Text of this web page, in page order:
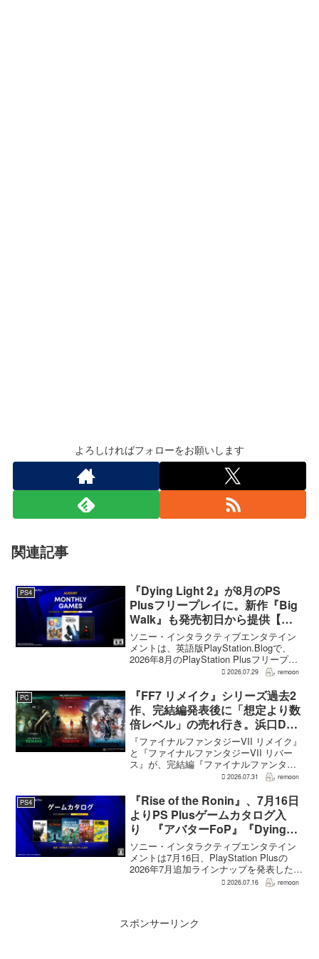
よろしければフォローをお願いします
関連記事
PS4
『Dying Light 2』が8月のPS
Plusフリープレイに。新作『Big
Walk』も発売初日から提供【海
外発表】
ソニー・インタラクティブエンタテイン
メントは、英語版PlayStation.Blogで、
2026年8月のPlayStation Plusフリープレ
イとして『Dying Light 2 Stay Human:
2026.07.29 remoon
PC
『FF7 リメイク』シリーズ過去2
作、完結編発表後に「想定より数
倍レベル」の売れ行き。浜口Dが
明かす
『ファイナルファンタジーVII リメイク』
と『ファイナルファンタジーVII リバー
ス』が、完結編『ファイナルファンタジ
ーVII リベレーション』の発表後、「我々
ると、シリーズディレクターの浜口直樹
氏がAU...
2026.07.31 remoon
PS4
『Rise of the Ronin』、7月16日
よりPS Plusゲームカタログ入
り 『アバターFoP』『Dying
Light』なども順次配信
ソニー・インタラクティブエンタテイン
メントは7月16日、PlayStation Plusの
2026年7月追加ラインナップを発表した。
幕末の日本を舞台とするTeam NINJAのオ
2026.07.16 remoon
スポンサーリンク